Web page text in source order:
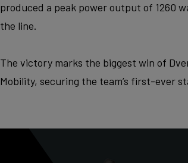
produced a peak power output of 1260
the line.
The victory marks the biggest win of
Mobility, securing the team’s first-ever